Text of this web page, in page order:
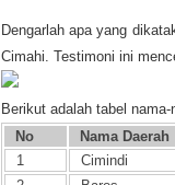
Dengarlah apa yang
Cimahi. Testimoni ini
Berikut adalah tabel
No
Nama Daerah
1
Cimindi